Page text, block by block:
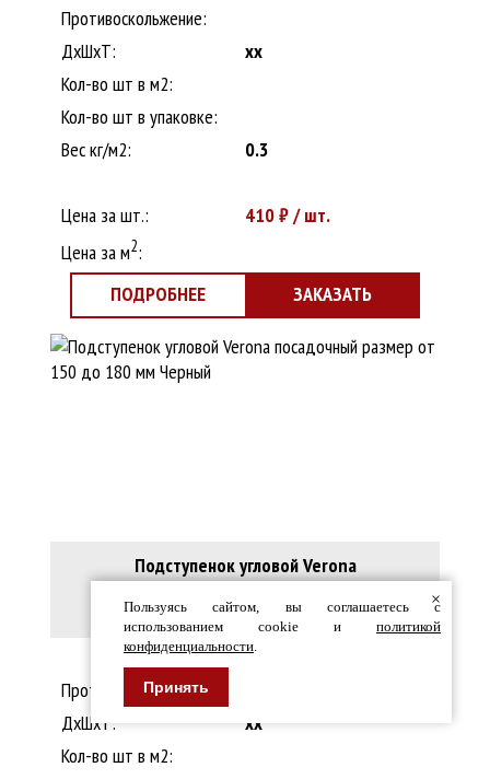
Противоскольжение:
ДxШхТ:
xx
Кол-во шт в м2:
Кол-во шт в упаковке:
Вес кг/м2:
0.3
Цена за шт.: 410₽ / шт.
Цена за м2:
ПОДРОБНЕЕ ЗАКАЗАТЬ
Подступенок угловой Verona
посадочный размер от 150 до 180 мм
Черный
Противоскольжение:
ДxШхТ:
xx
Кол-во шт в м2:
×
Пользуясь сайтом, вы соглашаетесь с
использованием cookie и политикой
конфиденциальности.
Принять